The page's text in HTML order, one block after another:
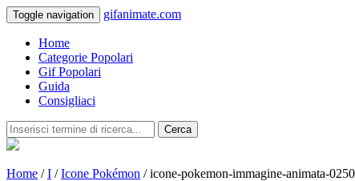
Toggle navigation gifanimate.com
Home
Categorie Popolari
Gif Popolari
Guida
Consigliaci
Cerca
Home /I /Icone Pokémon / icone-pokemon-immagine-animata-0250